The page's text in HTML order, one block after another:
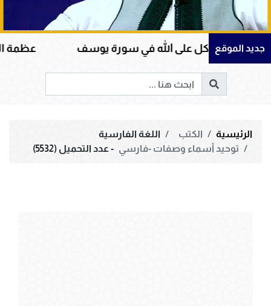
جديد الموقععلى الله في سورة يوسف عظمة القرآن
الرئيسية الكتب
اللغة الفارسية
توحيد أسماء وصفات -فارسي - عدد التحميل (5532)